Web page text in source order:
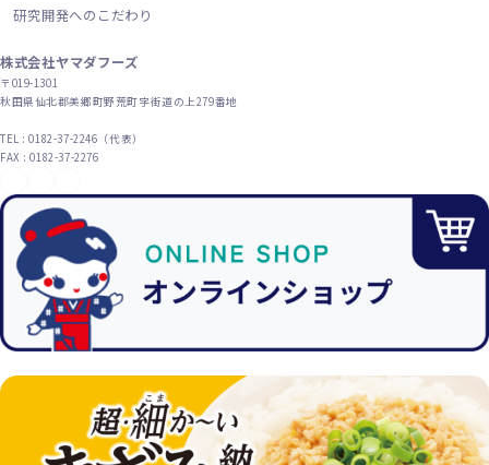
研究開発へのこだわり
株式会社ヤマダフーズ
〒019-1301
秋田県仙北郡美郷町野荒町字街道の上279番地
TEL : 0182-37-2246（代表）
FAX : 0182-37-2276